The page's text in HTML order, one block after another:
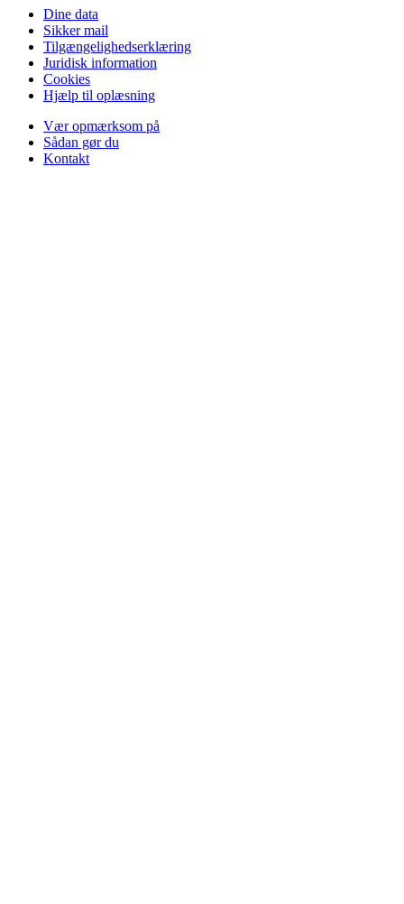
Dine data
Sikker mail
Tilgængelighedserklæring
Juridisk information
Cookies
Hjælp til oplæsning
Vær opmærksom på
Sådan gør du
Kontakt